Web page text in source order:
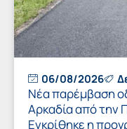
06/08/2026
Νέα παρέμβαση
Αρκαδία από την
Εγκρίθηκε η